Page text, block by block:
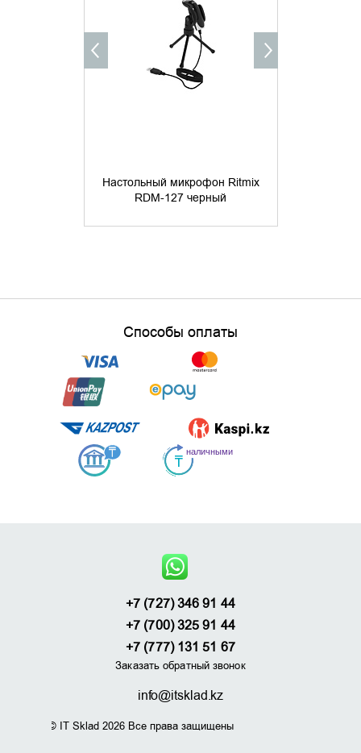
Настольный микрофон Ritmix
RDM-127 черный
Способы оплаты
+7 (727) 346 91 44
+7 (700) 325 91 44
+7 (777) 131 51 67
Заказать обратный звонок
info@itsklad.kz
© IT Sklad 2026 Все права защищены